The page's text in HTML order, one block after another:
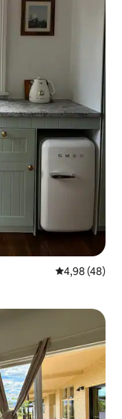
4,98 de uma
4,98 (48)